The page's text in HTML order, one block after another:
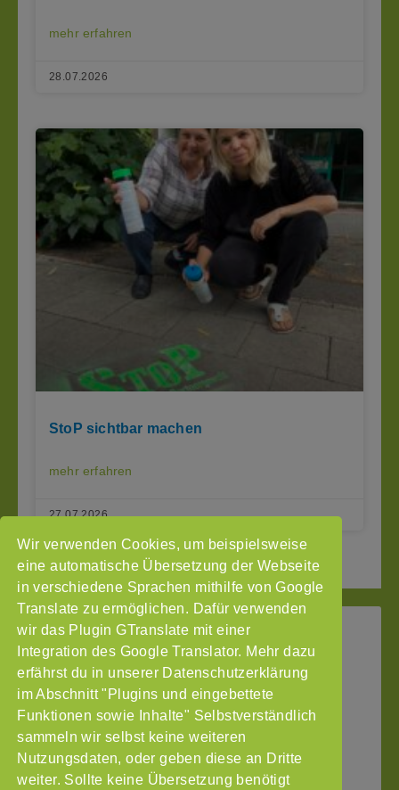
mehr erfahren
28.07.2026
StoP sichtbar machen
mehr erfahren
27.07.2026
« Seite zurück 1 2 3 Seite vor »
Wir verwenden Cookies, um beispielsweise
eine automatische Übersetzung der Webseite
in verschiedene Sprachen mithilfe von Google
Translate zu ermöglichen. Dafür verwenden
wir das Plugin GTranslate mit einer
Integration des Google Translator. Mehr dazu
erfährst du in unserer Datenschutzerklärung
im Abschnitt "Plugins und eingebettete
Funktionen sowie Inhalte" Selbstverständlich
sammeln wir selbst keine weiteren
Nutzungsdaten, oder geben diese an Dritte
weiter. Sollte keine Übersetzung benötigt
StoP
–
Stadtteile
ohne
Partnergewalt
e.V.
Pinnasberg
Intranet
Impressum
Datenschutzerklärung
Gefördert
durch